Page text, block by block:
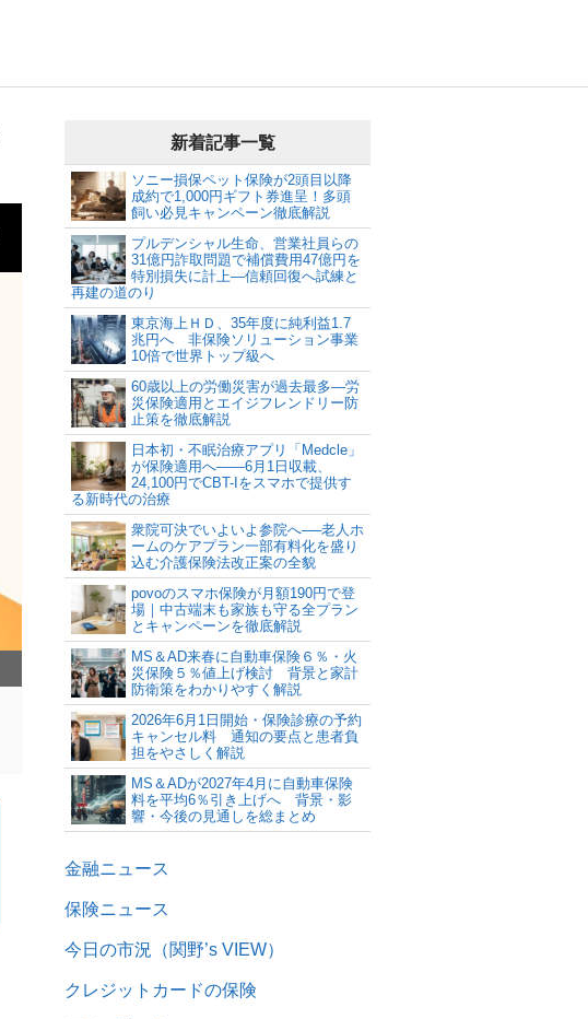
新着記事一覧
ソニー損保ペット保険が2頭目以降
成約で1,000円ギフト券進呈！多頭
飼い必見キャンペーン徹底解説
プルデンシャル生命、営業社員らの
31億円詐取問題で補償費用47億円を
特別損失に計上―信頼回復へ試練と
再建の道のり
東京海上ＨＤ、35年度に純利益1.7
兆円へ 非保険ソリューション事業
10倍で世界トップ級へ
60歳以上の労働災害が過去最多―労
災保険適用とエイジフレンドリー防
止策を徹底解説
日本初・不眠治療アプリ「Medcle」
が保険適用へ――6月1日収載、
24,100円でCBT-Iをスマホで提供す
る新時代の治療
衆院可決でいよいよ参院へ──老人ホ
ームのケアプラン一部有料化を盛り
込む介護保険法改正案の全貌
povoのスマホ保険が月額190円で登
場｜中古端末も家族も守る全プラン
とキャンペーンを徹底解説
MS＆AD来春に自動車保険６％・火
災保険５％値上げ検討 背景と家計
防衛策をわかりやすく解説
2026年6月1日開始・保険診療の予約
キャンセル料 通知の要点と患者負
担をやさしく解説
MS＆ADが2027年4月に自動車保険
料を平均6％引き上げへ 背景・影
響・今後の見通しを総まとめ
金融ニュース
保険ニュース
今日の市況（関野’s VIEW）
クレジットカードの保険